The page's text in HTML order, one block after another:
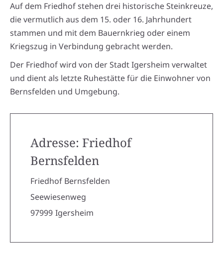
Auf dem Friedhof stehen drei historische Steinkreuze,
die vermutlich aus dem 15. oder 16. Jahrhundert
stammen und mit dem Bauernkrieg oder einem
Kriegszug in Verbindung gebracht werden.
Der Friedhof wird von der Stadt Igersheim verwaltet
und dient als letzte Ruhestätte für die Einwohner von
Bernsfelden und Umgebung.
Adresse: Friedhof
Bernsfelden
Friedhof Bernsfelden
Seewiesenweg
97999 Igersheim